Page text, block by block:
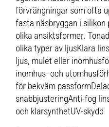
förvrängningar som ofta
fasta näsbryggan i silikon
olika ansiktsformer.
olika typer av ljusKlara
ljus, mulet eller
inomhus- och
för bekväm
snabbjusteringAnti-fog
och klarsynthetUV-skydd